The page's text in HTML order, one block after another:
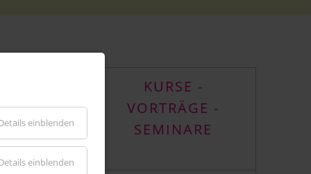
einblenden
einblenden
KURSE -
VORTRÄGE -
SEMINARE